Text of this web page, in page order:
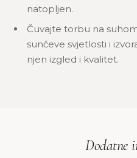
natopljen.
Čuvajte torbu na
sunčeve svjetlosti i
njen izgled i kvalitet.
Dodatne